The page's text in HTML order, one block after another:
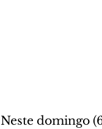
Neste domingo